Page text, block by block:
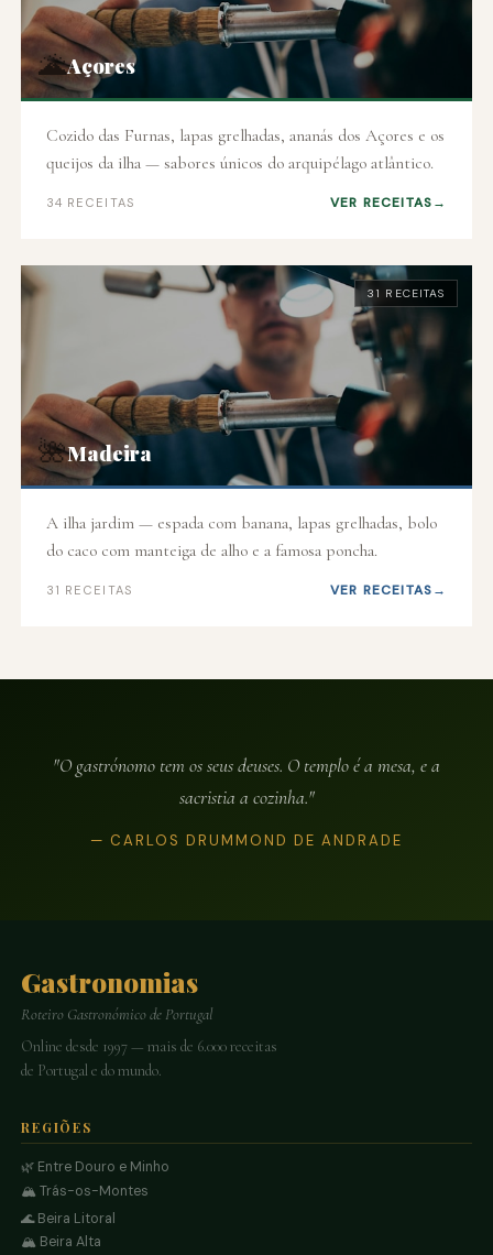
🌋Açores
Cozido das Furnas, lapas grelhadas, ananás dos Açores e os
queijos da ilha — sabores únicos do arquipélago atlântico.
34 RECEITAS VER RECEITAS
31 RECEITAS
🌺Madeira
A ilha jardim — espada com banana, lapas grelhadas, bolo
do caco com manteiga de alho e a famosa poncha.
31 RECEITAS VER RECEITAS
"O gastrónomo tem os seus deuses. O templo é a mesa, e a
sacristia a cozinha."
— CARLOS DRUMMOND DE ANDRADE
Gastronomias
Roteiro Gastronómico de Portugal
Online desde 1997 — mais de 6.000 receitas
de Portugal e do mundo.
REGIÕES
🌿 Entre Douro e Minho
🏔️ Trás-os-Montes
🌊 Beira Litoral
🏔️ Beira Alta